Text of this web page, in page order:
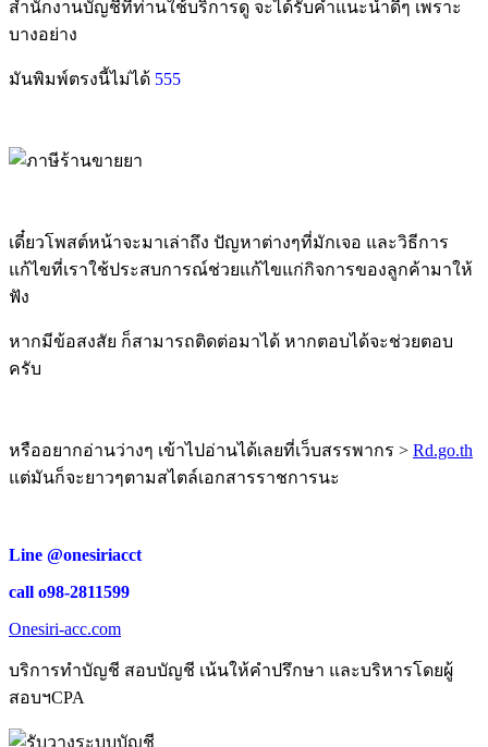
สำนักงานบัญชีที่ท่านใช้บริการดู จะได้รับคำแนะนำดีๆ เพราะ
บางอย่าง
มันพิมพ์ตรงนี้ไม่ได้ 555
เดี๋ยวโพสต์หน้าจะมาเล่าถึง ปัญหาต่างๆที่มักเจอ และวิธีการ
แก้ไขที่เราใช้ประสบการณ์ช่วยแก้ไขแก่กิจการของลูกค้ามาให้
ฟัง
หากมีข้อสงสัย ก็สามารถติดต่อมาได้ หากตอบได้จะช่วยตอบ
ครับ
หรืออยากอ่านว่างๆ เข้าไปอ่านได้เลยที่เว็บสรรพากร > Rd.go.th
แต่มันก็จะยาวๆตามสไตล์เอกสารราชการนะ
Line @onesiriacct
call o98-2811599
Onesiri-acc.com
บริการทำบัญชี สอบบัญชี เน้นให้คำปรึกษา และบริหารโดยผู้
สอบฯCPA